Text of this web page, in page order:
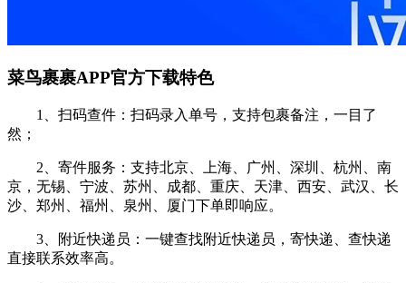
菜鸟裹裹APP官方下载特色
1、扫码查件：扫码录入单号，支持包裹备注，一目了
然；
2、寄件服务：支持北京、上海、广州、深圳、杭州、南
京，无锡、宁波、苏州、成都、重庆、天津、西安、武汉、长
沙、郑州、福州、泉州、厦门下单即响应。
3、附近快递员：一键查找附近快递员，寄快递、查快递
直接联系效率高。